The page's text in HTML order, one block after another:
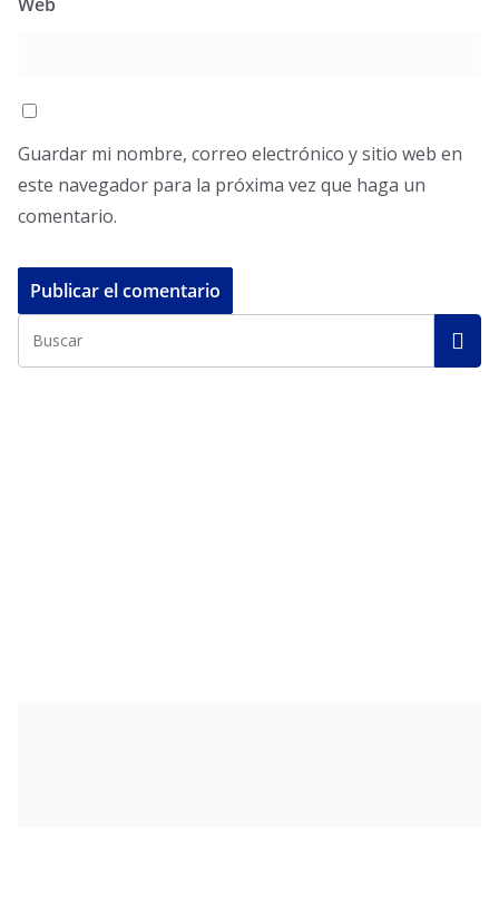
Guardar mi nombre, correo electrónico y sitio web en
este navegador para la próxima vez que haga un
comentario.